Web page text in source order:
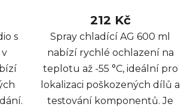
s
v
212 Kč
Spray chladící AG 600 ml
nabízí rychlé ochlazení na
teplotu až -55 °C, ideální pro
lokalizaci poškozených dílů a
testování komponentů. Je